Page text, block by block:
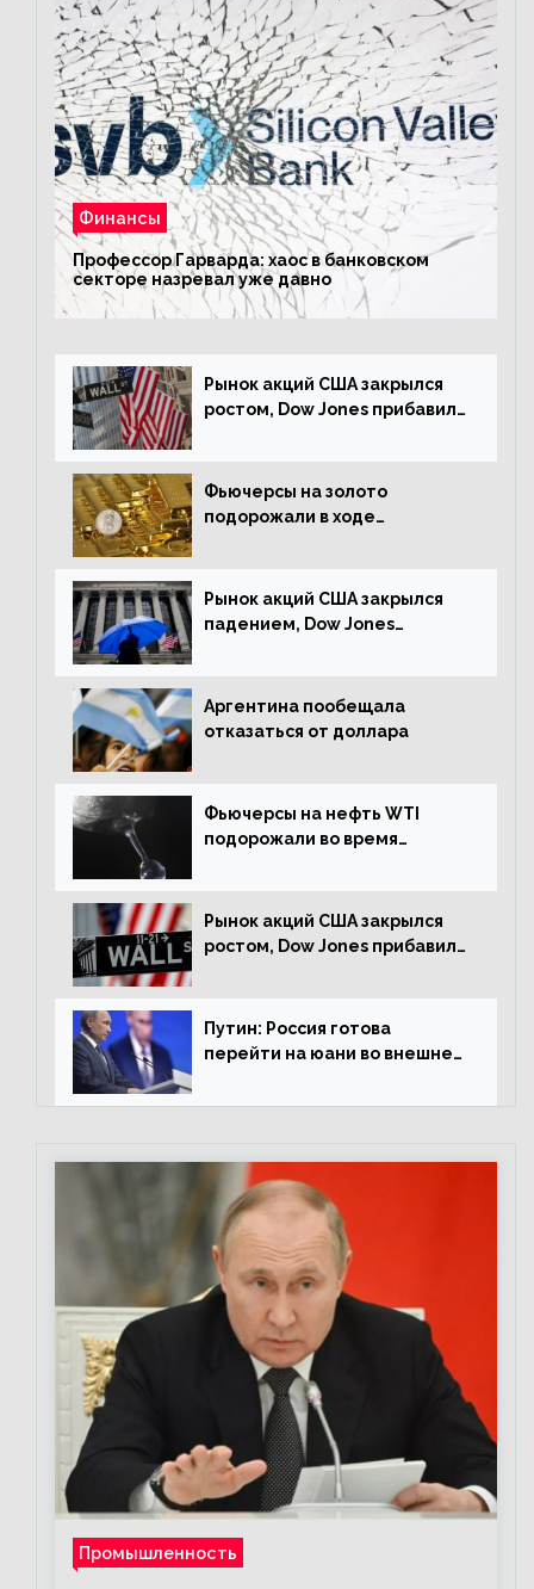
Финансы
Профессор Гарварда: хаос в банковском
секторе назревал уже давно
Рынок акций США закрылся
ростом, Dow Jones прибавил
Фьючерсы на золото
подорожали в ходе
Рынок акций США закрылся
падением, Dow Jones
Аргентина пообещала
отказаться от доллара
Фьючерсы на нефть WTI
подорожали во время
Рынок акций США закрылся
ростом, Dow Jones прибавил
Путин: Россия готова
перейти на юани во внешней
Промышленность